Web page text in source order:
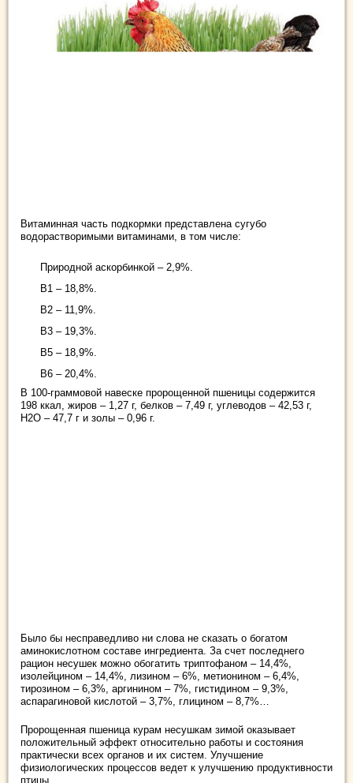
Витаминная часть подкормки представлена сугубо
водорастворимыми витаминами, в том числе:
Природной аскорбинкой – 2,9%.
B1 – 18,8%.
B2 – 11,9%.
B3 – 19,3%.
B5 – 18,9%.
B6 – 20,4%.
В 100-граммовой навеске пророщенной пшеницы содержится
198 ккал, жиров – 1,27 г, белков – 7,49 г, углеводов – 42,53 г,
Н2О – 47,7 г и золы – 0,96 г.
Было бы несправедливо ни слова не сказать о богатом
аминокислотном составе ингредиента. За счет последнего
рацион несушек можно обогатить триптофаном – 14,4%,
изолейцином – 14,4%, лизином – 6%, метионином – 6,4%,
тирозином – 6,3%, аргинином – 7%, гистидином – 9,3%,
аспарагиновой кислотой – 3,7%, глицином – 8,7%…
Пророщенная пшеница курам несушкам зимой оказывает
положительный эффект относительно работы и состояния
практически всех органов и их систем. Улучшение
физиологических процессов ведет к улучшению продуктивности
птицы.